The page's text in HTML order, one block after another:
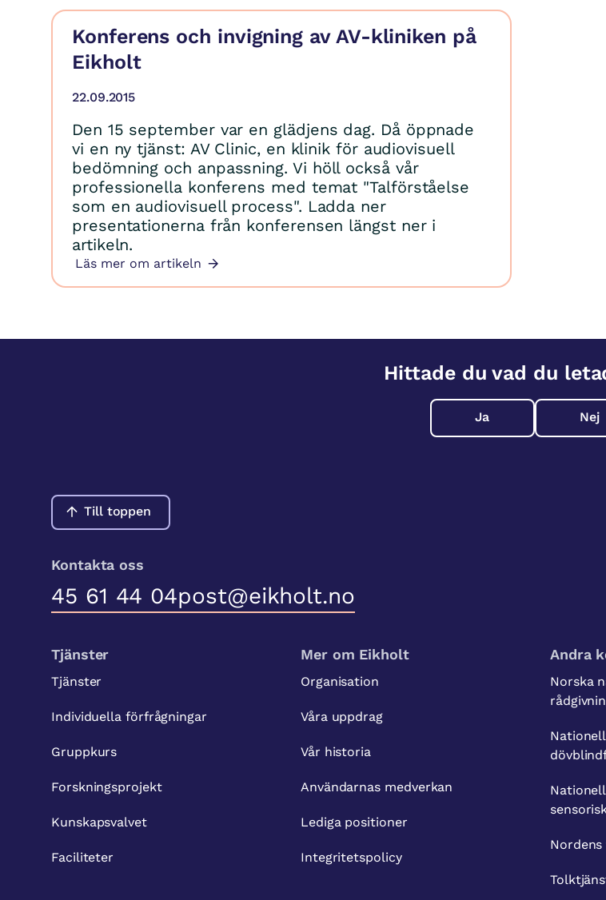
Konferens och invigning av AV-kliniken på
Eikholt
22.09.2015
Den 15 september var en glädjens dag. Då öppnade
vi en ny tjänst: AV Clinic, en klinik för audiovisuell
bedömning och anpassning. Vi höll också vår
professionella konferens med temat "Talförståelse
som en audiovisuell process". Ladda ner
presentationerna från konferensen längst ner i
artikeln.
Läs mer om artikeln
Hittade du vad du
Ja Nej
Till toppen
Kontakta oss
45 61 44 04post@eikholt.no
Tjänster
Tjänster
Individuella förfrågningar
Gruppkurs
Forskningsprojekt
Kunskapsvalvet
Faciliteter
Mer om Eikholt
Organisation
Våra uppdrag
Vår historia
Användarnas medverkan
Lediga positioner
Integritetspolicy
Andra
Norska